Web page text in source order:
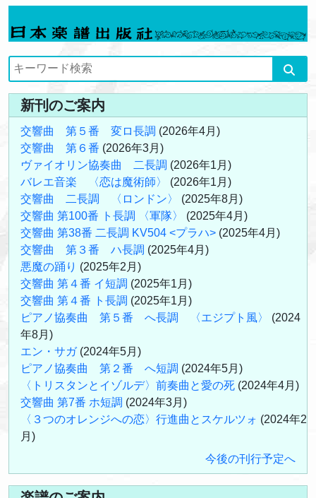
新刊のご案内
交響曲 第５番 変ロ長調 (2026年4月)
交響曲 第６番 (2026年3月)
ヴァイオリン協奏曲 二長調 (2026年1月)
バレエ音楽 〈恋は魔術師〉
(2026年1月)
交響曲 二長調 〈ロンドン〉
(2025年8月)
交響曲 第100番 ト長調 〈軍隊〉
(2025年4月)
交響曲 第38番 二長調 KV504 <プラハ> (2025年4月)
交響曲 第３番 ハ長調 (2025年4月)
悪魔の踊り (2025年2月)
交響曲 第４番 イ短調 (2025年1月)
交響曲 第４番 ト長調 (2025年1月)
ピアノ協奏曲 第５番 へ長調 〈エジプト風〉
(2024
年8月)
エン・サガ(2024年5月)
ピアノ協奏曲 第２番 へ短調 (2024年5月)
〈トリスタンとイゾルデ〉前奏曲と愛の死 (2024年4月)
交響曲 第7番 ホ短調 (2024年3月)
〈３つのオレンジへの恋〉行進曲とスケルツォ (2024年2
月)
今後の刊行予定へ